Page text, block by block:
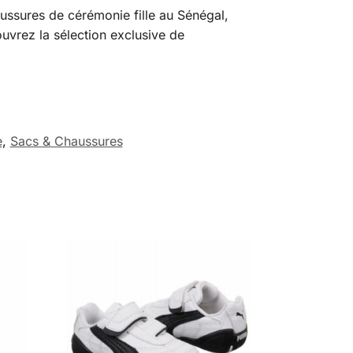
de cérémonie fille au Sénégal,
la sélection exclusive de
, Sacs & Chaussures